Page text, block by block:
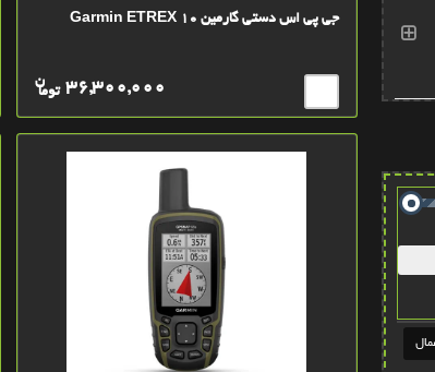
جی پی اس دستی گارمین Garmin ETREX 10
توما
ن 36,300,000